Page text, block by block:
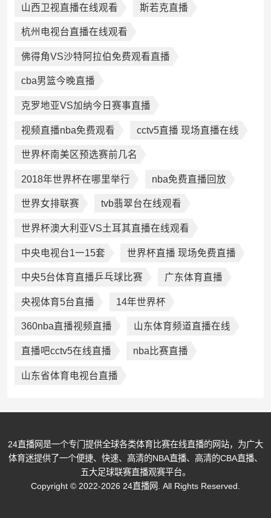
山西卫视直播在线观看 斯若克直播
杭州电视台直播在线观看
佛得角VS沙特阿拉伯免费观看直播
cba男篮今晚直播
克罗地亚VS加纳今日赛事直播
视频直播nba免费观看 cctv5直播 现场直播在线
世界杯南美区预选赛前几名
2018年世界杯在哪里举行 nba免费直播回放
世界女排联赛 tvb翡翠台在线观看
世界杯澳大利亚VS土耳其直播在线观看
中央电视台1一15套 世界杯直播 现场免费直播
中央5台体育直播乒乓球比赛 广东体育直播
央视体育5台直播 14年世界杯
360nba直播视频直播 山东体育频道直播在线
直播吧cctv5在线直播 nba比赛直播
山东省体育电视台直播
24直播网是一个专门提供全球各类体育比赛在线直播的网站，为广大
体育迷提供了一个便捷、快速、高清的NBA直播、高清的CBA直播、
五大足球联赛直播观赛平台。
Copyright © 2022-2026 24直播网. All Rights Reserved.